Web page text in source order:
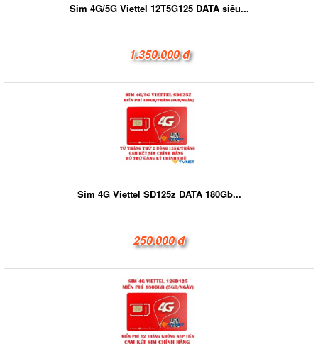
Sim 4G/5G Viettel 12T5G125 DATA siêu...
1.350.000 đ
Sim 4G Viettel SD125z DATA 180Gb...
250.000 đ